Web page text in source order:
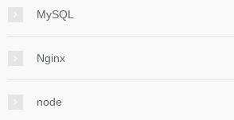
MySQL
Nginx
node